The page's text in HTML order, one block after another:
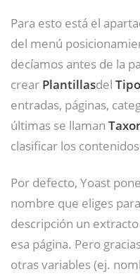
Para esto está el
del menú
decíamos antes de la
crear Plantillasdel
entradas, páginas,
últimas se llaman
clasificar los
Por defecto, Yoast
nombre que eliges
descripción un
esa página. Pero
otras variables (ej.